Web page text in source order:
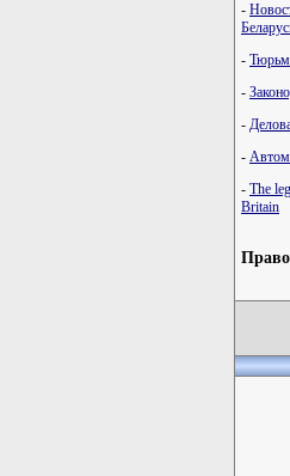
-
-
-
-
-
- The
Britain